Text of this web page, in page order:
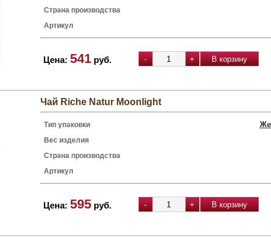
Страна производства
Артикул
Цена: 541 руб.
Чай Riche Natur Moonlight
Тип упаковки
Вес изделия
Страна производства
Артикул
Цена: 595 руб.